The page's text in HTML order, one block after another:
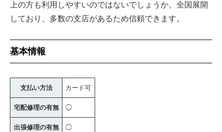
上の方も利用しやすいのではないでしょうか。全国展開
しており、多数の支店があるため信頼できます。
基本情報
支払い方法 カード可
宅配修理の有無 ◯
出張修理の有無 ◯